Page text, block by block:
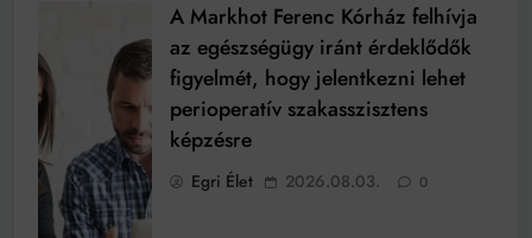
A Markhot Ferenc Kórház felhívja
az egészségügy iránt érdeklődők
figyelmét, hogy jelentkezni lehet
perioperatív szakasszisztens
képzésre
Egri Élet 2026.08.03. 0